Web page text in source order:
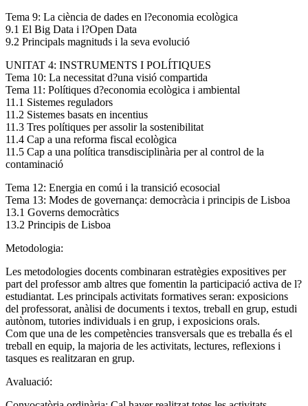
Tema 9: La ciència de dades en l?economia ecològica
9.1 El Big Data i l?Open Data
9.2 Principals magnituds i la seva evolució
UNITAT 4: INSTRUMENTS I POLÍTIQUES
Tema 10: La necessitat d?una visió compartida
Tema 11: Polítiques d?economia ecològica i ambiental
11.1 Sistemes reguladors
11.2 Sistemes basats en incentius
11.3 Tres polítiques per assolir la sostenibilitat
11.4 Cap a una reforma fiscal ecològica
11.5 Cap a una política transdisciplinària per al control de la
contaminació
Tema 12: Energia en comú i la transició ecosocial
Tema 13: Modes de governança: democràcia i principis de Lisboa
13.1 Governs democràtics
13.2 Principis de Lisboa
Metodologia:
Les metodologies docents combinaran estratègies expositives per
part del professor amb altres que fomentin la participació activa de l?
estudiantat. Les principals activitats formatives seran: exposicions
del professorat, anàlisi de documents i textos, treball en grup, estudi
autònom, tutories individuals i en grup, i exposicions orals.
Com que una de les competències transversals que es treballa és el
treball en equip, la majoria de les activitats, lectures, reflexions i
tasques es realitzaran en grup.
Avaluació: